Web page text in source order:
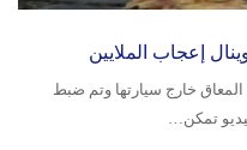
إعجاب الملايين
المعاق خارج سيارتها وتم ضبط
تمكن…